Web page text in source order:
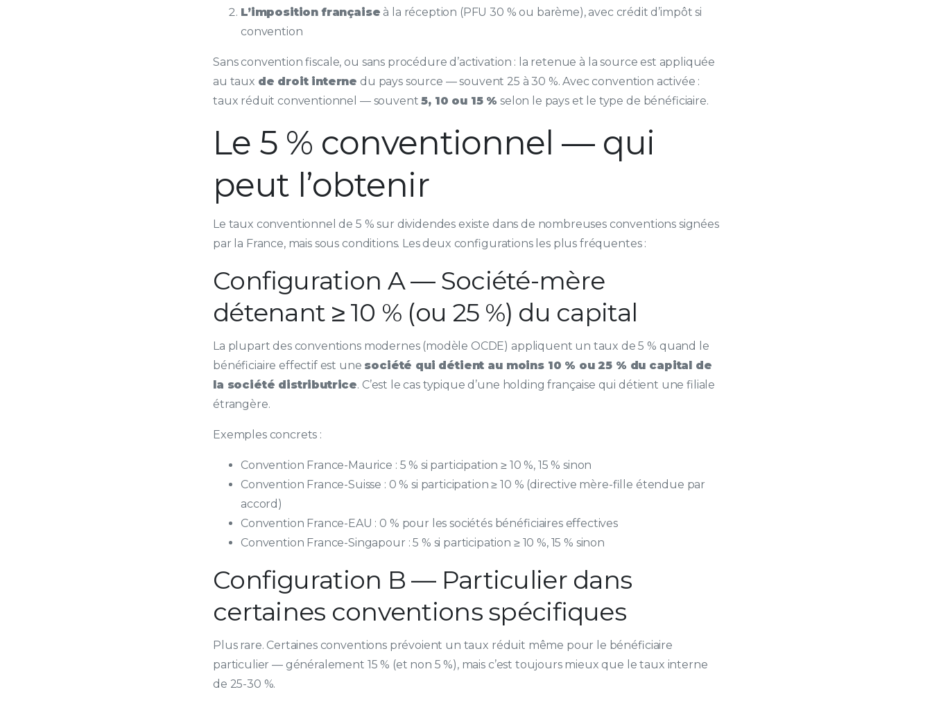
L’imposition française à la réception (PFU 30 % ou barème), avec crédit d’impôt si
convention
Sans convention fiscale, ou sans procédure d’activation : la retenue à la source est appliquée
au taux de droit interne du pays source — souvent 25 à 30 %. Avec convention activée :
taux réduit conventionnel — souvent5, 10 ou 15 % selon le pays et le type de bénéficiaire.
Le 5 % conventionnel — qui
peut l’obtenir
Le taux conventionnel de 5 % sur dividendes existe dans de nombreuses conventions signées
par la France, mais sous conditions. Les deux configurations les plus fréquentes :
Configuration A — Société-mère
détenant ≥ 10 % (ou 25 %) du capital
La plupart des conventions modernes (modèle OCDE) appliquent un taux de 5 % quand le
bénéficiaire effectif est une société qui détient au moins 10 % ou 25 % du capital de
la société distributrice. C’est le cas typique d’une holding française qui détient une filiale
étrangère.
Exemples concrets :
Convention France-Maurice : 5 % si participation ≥ 10 %, 15 % sinon
Convention France-Suisse : 0 % si participation ≥ 10 % (directive mère-fille étendue par
accord)
Convention France-EAU : 0 % pour les sociétés bénéficiaires effectives
Convention France-Singapour : 5 % si participation ≥ 10 %, 15 % sinon
Configuration B — Particulier dans
certaines conventions spécifiques
Plus rare. Certaines conventions prévoient un taux réduit même pour le bénéficiaire
particulier — généralement 15 % (et non 5 %), mais c’est toujours mieux que le taux interne
de 25-30 %.